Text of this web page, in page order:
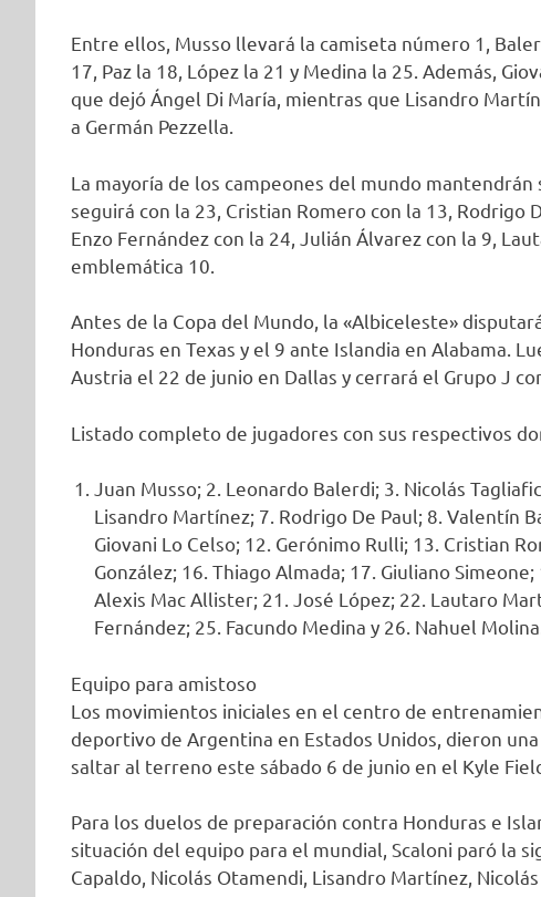
Entre ellos, Musso llevará la camiseta número 1,
17, Paz la 18, López la 21 y Medina la 25. Además,
que dejó Ángel Di María, mientras que Lisandro
a Germán Pezzella.
La mayoría de los campeones del mundo
seguirá con la 23, Cristian Romero con la 13, Rodrigo
Enzo Fernández con la 24, Julián Álvarez con la 9,
emblemática 10.
Antes de la Copa del Mundo, la «Albiceleste»
Honduras en Texas y el 9 ante Islandia en Alabama.
Austria el 22 de junio en Dallas y cerrará el Grupo J
Listado completo de jugadores con sus respectivos
Juan Musso; 2. Leonardo Balerdi; 3. Nicolás
Lisandro Martínez; 7. Rodrigo De Paul; 8. Valentín
Giovani Lo Celso; 12. Gerónimo Rulli; 13. Cristian
González; 16. Thiago Almada; 17. Giuliano
Alexis Mac Allister; 21. José López; 22. Lautaro
Fernández; 25. Facundo Medina y 26. Nahuel
Equipo para amistoso
Los movimientos iniciales en el centro de
deportivo de Argentina en Estados Unidos, dieron
saltar al terreno este sábado 6 de junio en el Kyle
Para los duelos de preparación contra Honduras e
situación del equipo para el mundial, Scaloni paró la
Capaldo, Nicolás Otamendi, Lisandro Martínez,